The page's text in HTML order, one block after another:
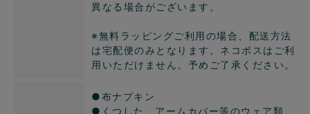
異なる場合がございます。
※無料ラッピングご利用の場合、配送方法
は宅配便のみとなります。ネコポスはご利
用いただけません。予めご了承ください。
●布ナプキン
●くつした、アームカバー等のウェア類